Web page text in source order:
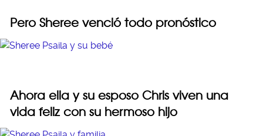
Pero Sheree venció todo pronóstico
Ahora ella y su esposo Chris viven una
vida feliz con su hermoso hijo